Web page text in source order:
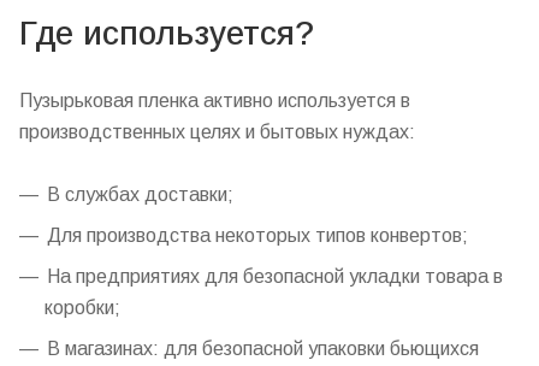
Где используется?
Пузырьковая пленка активно используется в
производственных целях и бытовых нуждах:
В службах доставки;
Для производства некоторых типов конвертов;
На предприятиях для безопасной укладки товара в
коробки;
В магазинах: для безопасной упаковки бьющихся